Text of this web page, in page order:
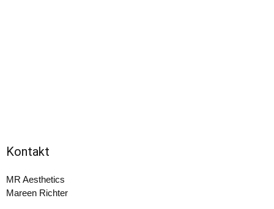
Kontakt
MR Aesthetics
Mareen Richter